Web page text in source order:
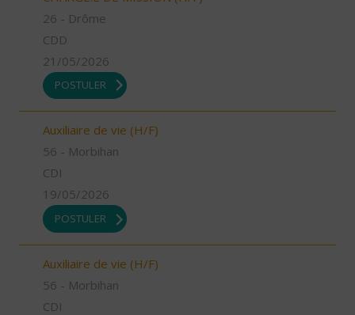
26 - Drôme
CDD
21/05/2026
POSTULER
Auxiliaire de vie (H/F)
56 - Morbihan
CDI
19/05/2026
POSTULER
Auxiliaire de vie (H/F)
56 - Morbihan
CDI